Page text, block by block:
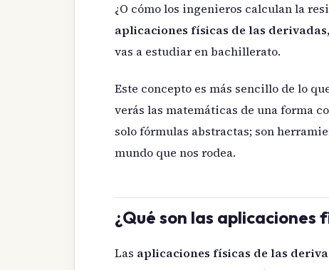
¿O cómo los ingenieros calculan la
aplicaciones físicas de las derivadas
vas a estudiar en bachillerato.
Este concepto es más sencillo de lo
verás las matemáticas de una forma
solo fórmulas abstractas; son
mundo que nos rodea.
¿Qué son las aplicaciones
Las aplicaciones físicas de las